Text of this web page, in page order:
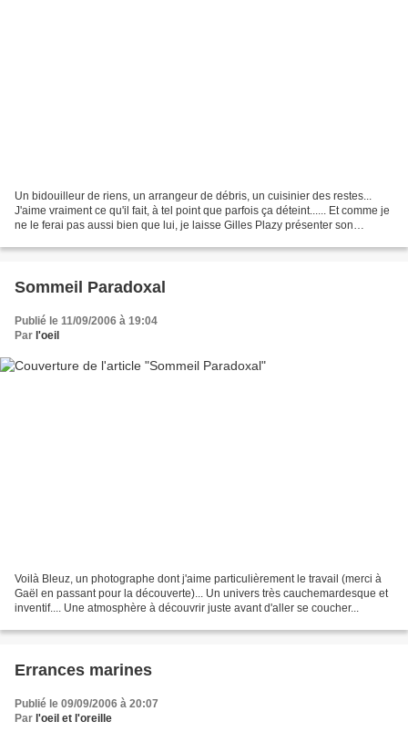
Un bidouilleur de riens, un arrangeur de débris, un cuisinier des restes...
J'aime vraiment ce qu'il fait, à tel point que parfois ça déteint...... Et comme je
ne le ferai pas aussi bien que lui, je laisse Gilles Plazy présenter son
Sommeil Paradoxal
Publié le 11/09/2006 à 19:04
Par l'oeil
Voilà Bleuz, un photographe dont j'aime particulièrement le travail (merci à
Gaël en passant pour la découverte)... Un univers très cauchemardesque et
inventif.... Une atmosphère à découvrir juste avant d'aller se coucher...
Errances marines
Publié le 09/09/2006 à 20:07
Par l'oeil et l'oreille